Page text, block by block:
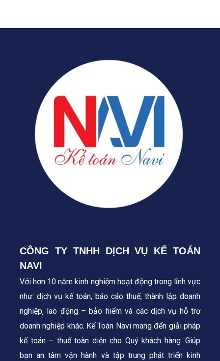
CÔNG TY TNHH DỊCH VỤ KẾ TOÁN
NAVI
Với hơn 10 năm kinh nghiệm hoạt động trong lĩnh vực
như: dịch vụ kế toán, báo cáo thuế, thành lập doanh
nghiệp, lao động – bảo hiểm và các dịch vụ hỗ trợ
doanh nghiệp khác. Kế Toán Navi mang đến giải pháp
kế toán – thuế toàn diện cho Quý khách hàng. Giúp
bạn an tâm vận hành và tập trung phát triển kinh